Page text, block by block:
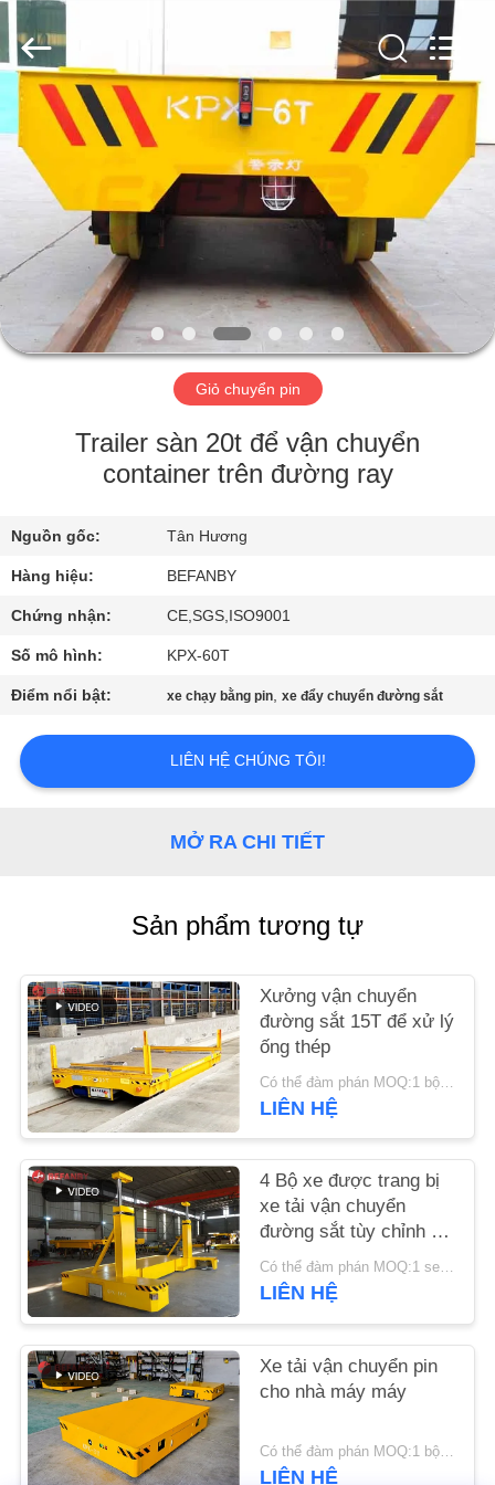
NHÀ
CÁC
SẢN
PHẨM
VỀ
CHÚNG
NHÀ
MÁY
KIỂM
SOÁT
LƯỢNG
TIN
TỨC
YÊU
CẦU
BÁO
GIÁ
SƠ
ĐỒ
TRANG
WEB
PRIVACY
Percent
Electrical
and
Mechanical
Co.,Ltd.
Reserved.
Giỏ chuyển pin
Trailer sàn 20t để vận chuyển
container trên đường ray
Nguồn gốc: Tân Hương
Hàng hiệu: BEFANBY
Chứng nhận: CE,SGS,ISO9001
Số mô hình: KPX-60T
Điểm nổi bật: xe chạy bằng pin,xe đẩy chuyển đường sắt
LIÊN HỆ CHÚNG TÔI!
MỞ RA CHI TIẾT
Sản phẩm tương tự
Xưởng vận chuyển
đường sắt 15T để xử lý
ống thép
Có thể đàm phán MOQ:1 bộ / bộ
LIÊN HỆ
4 Bộ xe được trang bị
xe tải vận chuyển
đường sắt tùy chỉnh Xe
cầm tay cầm tay điều
khiển từ xa
Có thể đàm phán MOQ:1 set/sets
LIÊN HỆ
Xe tải vận chuyển pin
cho nhà máy máy
Có thể đàm phán MOQ:1 bộ/bộ
LIÊN HỆ